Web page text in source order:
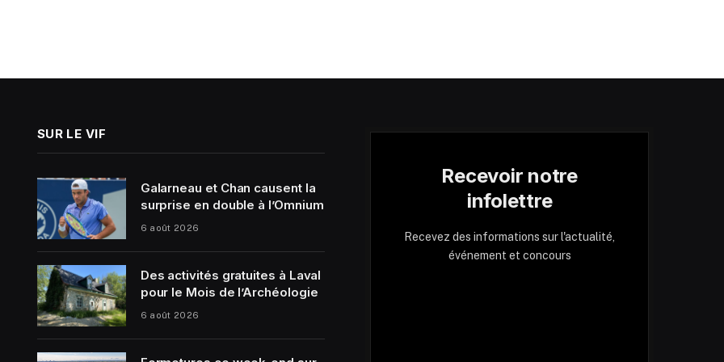
SUR LE VIF
Galarneau et Chan causent la
surprise en double à l’Omnium
6 août 2026
Des activités gratuites à Laval
pour le Mois de l’Archéologie
6 août 2026
Recevoir notre
infolettre
Recevez des informations sur l'actualité,
événement et concours